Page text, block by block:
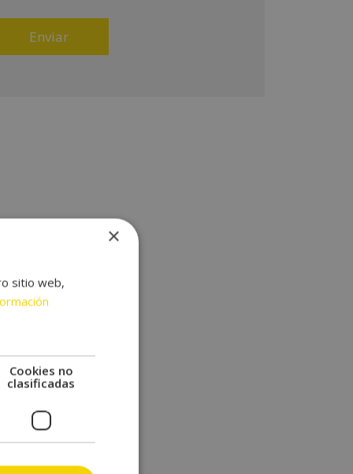
Puede ejercitar sus derechos
suficientemente, dirigiéndose a la
×
sitio web,
Cookies no
clasificadas